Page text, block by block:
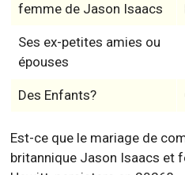
femme de Jason Isaacs
Ses ex-petites amies ou
épouses
Des Enfants?
Est-ce que le mariage de
britannique Jason Isaacs et